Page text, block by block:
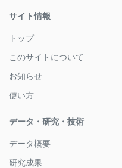
サイト情報
トップ
このサイトについて
お知らせ
使い方
データ・研究・技術
データ概要
研究成果